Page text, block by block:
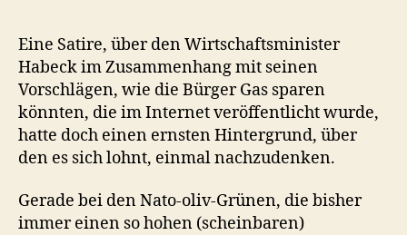
Eine Satire, über den Wirtschaftsminister
Habeck im Zusammenhang mit seinen
Vorschlägen, wie die Bürger Gas sparen
könnten, die im Internet veröffentlicht wurde,
hatte doch einen ernsten Hintergrund, über
den es sich lohnt, einmal nachzudenken.
Gerade bei den Nato-oliv-Grünen, die bisher
immer einen so hohen (scheinbaren)